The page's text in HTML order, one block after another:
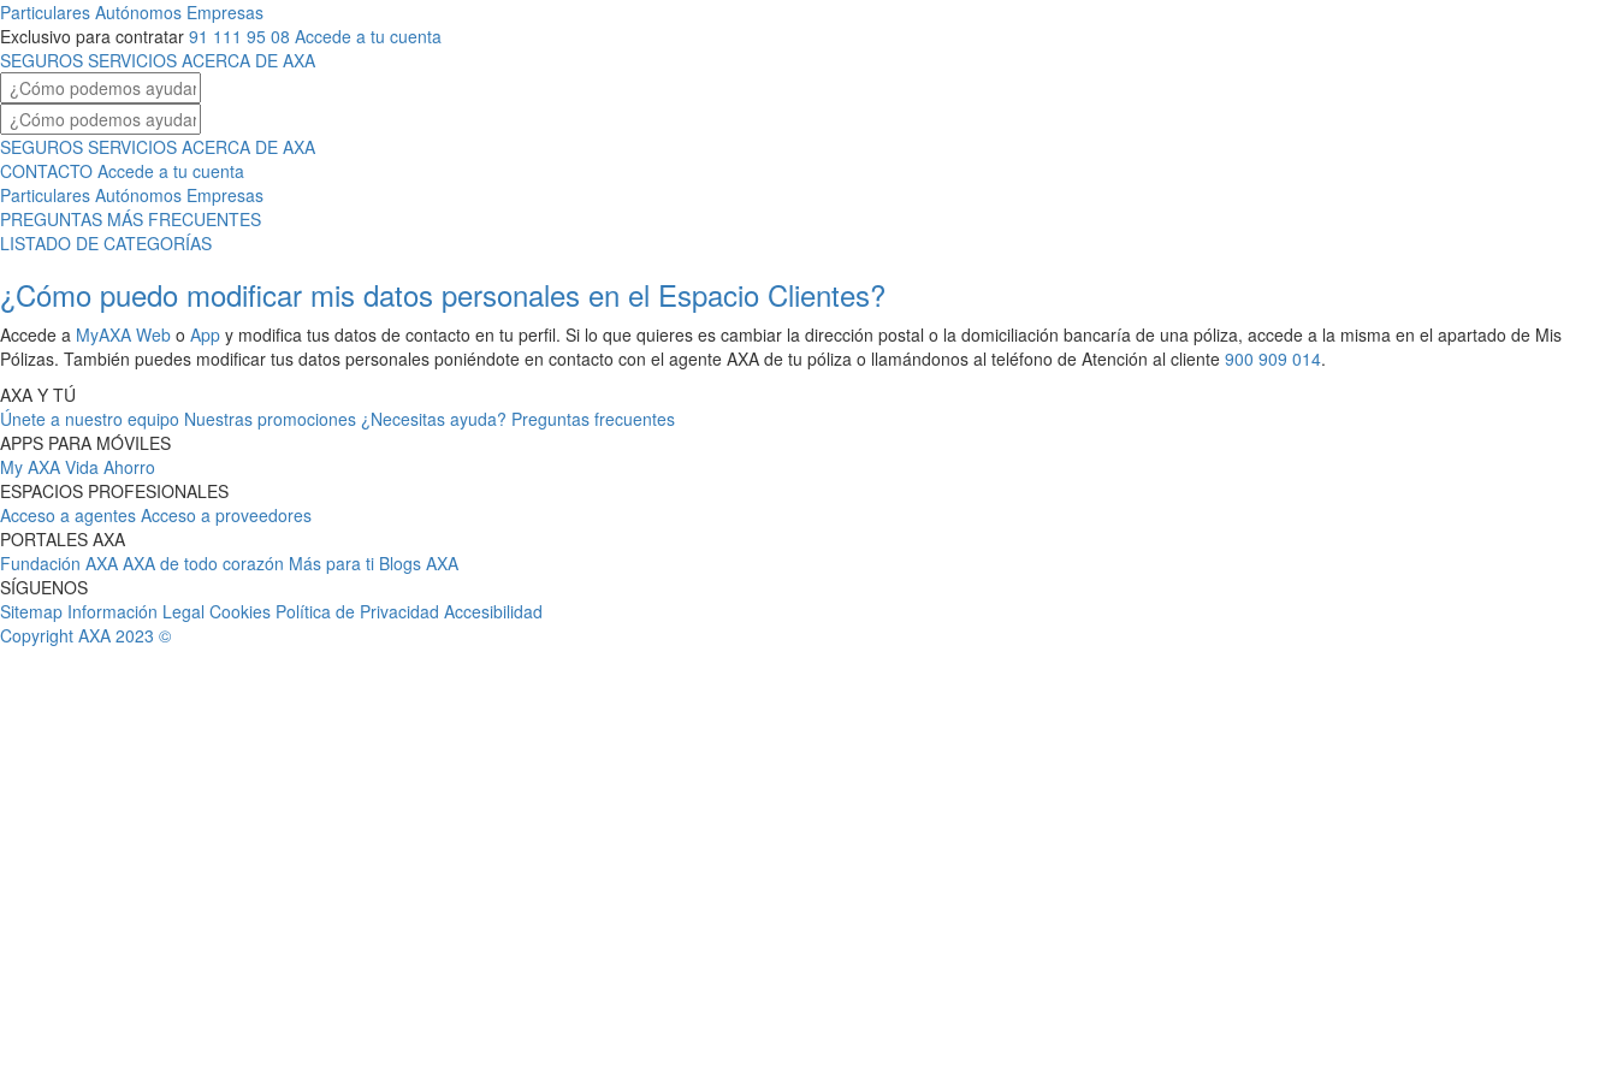
Particulares Autónomos Empresas
Exclusivo para contratar 91 111 95 08 Accede a tu cuenta
SEGUROS SERVICIOS ACERCA DE AXA
SEGUROS SERVICIOS ACERCA DE AXA
CONTACTO Accede a tu cuenta
Particulares Autónomos Empresas
PREGUNTAS MÁS FRECUENTES
LISTADO DE CATEGORÍAS
¿Cómo puedo modificar mis datos personales en el Espacio Clientes?
Accede a MyAXA Web o App y modifica tus datos de contacto en tu perfil. Si lo que quieres es cambiar la dirección postal o la domiciliación bancaría de una póliza, accede a la misma en el apartado de Mis
Pólizas. También puedes modificar tus datos personales poniéndote en contacto con el agente AXA de tu póliza o llamándonos al teléfono de Atención al cliente 900 909 014.
AXA Y TÚ
Únete a nuestro equipo Nuestras promociones ¿Necesitas ayuda? Preguntas frecuentes
APPS PARA MÓVILES
My AXA Vida Ahorro
ESPACIOS PROFESIONALES
Acceso a agentes Acceso a proveedores
PORTALES AXA
Fundación AXA AXA de todo corazón Más para ti Blogs AXA
SÍGUENOS
Sitemap Información Legal Cookies Política de Privacidad Accesibilidad
Copyright AXA 2023 ©